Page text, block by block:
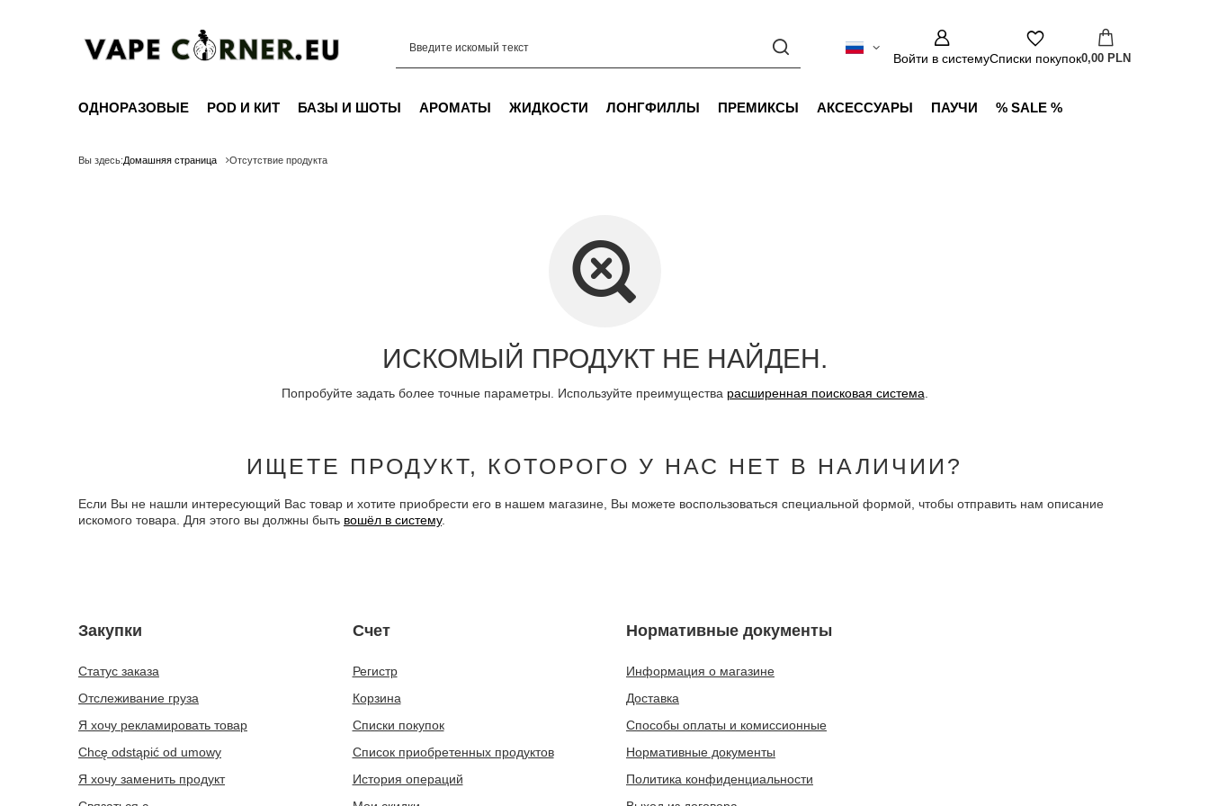
Войти в системуСписки покупок0,00 PLN
ОДНОРАЗОВЫЕ POD И КИТ БАЗЫ И ШОТЫ АРОМАТЫ ЖИДКОСТИ ЛОНГФИЛЛЫ ПРЕМИКСЫ АКСЕССУАРЫ ПАУЧИ % SALE %
Вы здесь:Домашняя страница Отсутствие продукта
ИСКОМЫЙ ПРОДУКТ НЕ НАЙДЕН.
Попробуйте задать более точные параметры. Используйте преимущества расширенная поисковая система
ИЩЕТЕ ПРОДУКТ, КОТОРОГО У НАС НЕТ В НАЛИЧИИ?
Если Вы не нашли интересующий Вас товар и хотите приобрести его в нашем магазине, Вы можете воспользоваться специальной формой, чтобы отправить нам описание
искомого товара. Для этого вы должны быть вошёл в систему.
Закупки
Статус заказа
Отслеживание груза
Я хочу рекламировать товар
Chcę odstąpić od umowy
Я хочу заменить продукт
Счет
Регистр
Корзина
Списки покупок
Список приобретенных продуктов
История операций
Нормативные документы
Информация о магазине
Доставка
Способы оплаты и комиссионные
Нормативные документы
Политика конфиденциальности